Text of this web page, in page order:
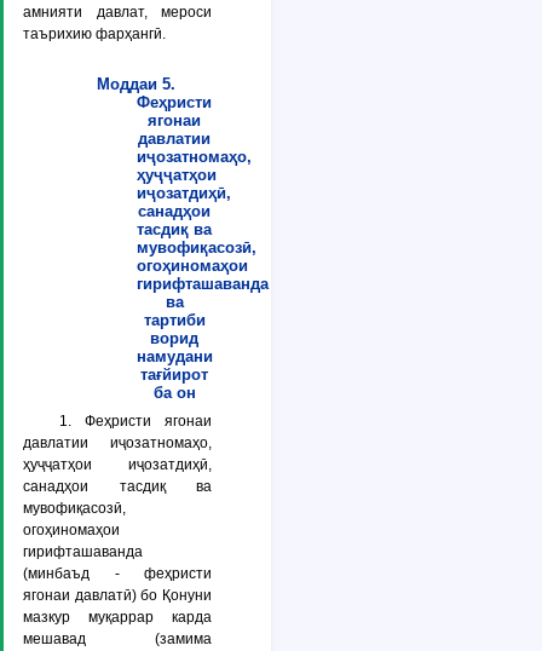
амнияти давлат, мероси
таърихию фарҳангӣ.
Моддаи 5.
Феҳристи
ягонаи
давлатии
иҷозатномаҳо,
ҳуҷҷатҳои
иҷозатдиҳӣ,
санадҳои
тасдиқ ва
мувофиқасозӣ,
огоҳиномаҳои
гирифташаванда
ва
тартиби
ворид
намудани
тағйирот
ба он
1. Феҳристи ягонаи
давлатии иҷозатномаҳо,
ҳуҷҷатҳои иҷозатдиҳӣ,
санадҳои тасдиқ ва
мувофиқасозӣ,
огоҳиномаҳои
гирифташаванда
(минбаъд - феҳристи
ягонаи давлатӣ) бо Қонуни
мазкур муқаррар карда
мешавад (замима